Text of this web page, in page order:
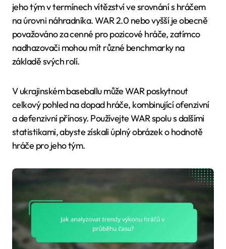
jeho tým v termínech vítězství ve srovnání s hráčem
na úrovni náhradníka. WAR 2.0 nebo vyšší je obecně
považováno za cenné pro pozicové hráče, zatímco
nadhazovači mohou mít různé benchmarky na
základě svých rolí.
V ukrajinském baseballu může WAR poskytnout
celkový pohled na dopad hráče, kombinující ofenzivní
a defenzivní přínosy. Používejte WAR spolu s dalšími
statistikami, abyste získali úplný obrázek o hodnotě
hráče pro jeho tým.